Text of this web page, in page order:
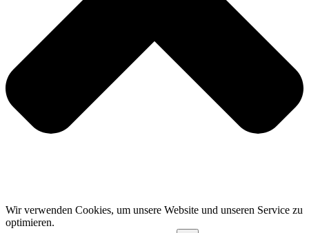
Wir verwenden Cookies, um unsere Website und unseren Service zu
optimieren.